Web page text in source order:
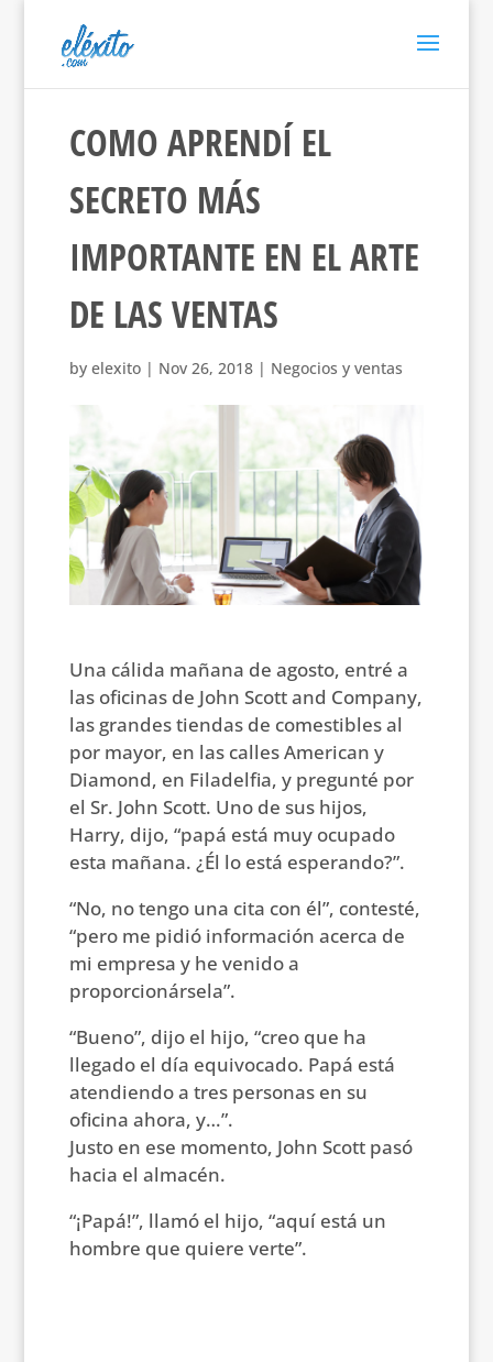
COMO APRENDÍ EL
SECRETO MÁS
IMPORTANTE EN EL ARTE
DE LAS VENTAS
by elexito| Nov 26, 2018| Negocios y ventas
Una cálida mañana de agosto, entré a
las oficinas de John Scott and Company,
las grandes tiendas de comestibles al
por mayor, en las calles American y
Diamond, en Filadelfia, y pregunté por
el Sr. John Scott. Uno de sus hijos,
Harry, dijo, “papá está muy ocupado
esta mañana. ¿Él lo está esperando?”.
“No, no tengo una cita con él”, contesté,
“pero me pidió información acerca de
mi empresa y he venido a
proporcionársela”.
“Bueno”, dijo el hijo, “creo que ha
llegado el día equivocado. Papá está
atendiendo a tres personas en su
oficina ahora, y…”.
Justo en ese momento, John Scott pasó
hacia el almacén.
“¡Papá!”, llamó el hijo, “aquí está un
hombre que quiere verte”.